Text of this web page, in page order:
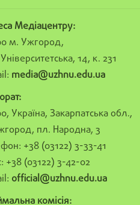
Медіацентру:
м. Ужгород,
14, к. 231
media@uzhnu.edu.ua
Україна, Закарпатська обл.,
пл. Народна, 3
+38 (03122) 3-33-41
+38 (03122) 3-42-02
official@uzhnu.edu.ua
комісія: